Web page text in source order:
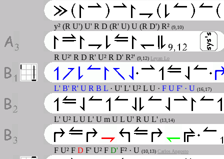
y² (R U') U' R D (R' U) U (R D') R² (9,10)
R U²' R D R' U² R D' R²' (9,12) Leyan Lo
L' B' R' U R B L · U' L' U² L U · F U F' · U (16,17)
L' U² L U L' U m U L U' R U L' (13,14)
F U² F D F' U² F D' F² · U (10,13) Carlos Angosto